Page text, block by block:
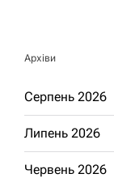
Архіви
Серпень 2026
Липень 2026
Червень 2026